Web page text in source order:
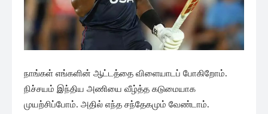
நாங்கள் எங்களின் ஆட்டத்தை விளையாடப் போகிறோம்.
நிச்சயம் இந்திய அணியை வீழ்த்த கடுமையாக
முயற்சிப்போம். அதில் எந்த சந்தேகமும் வேண்டாம்.